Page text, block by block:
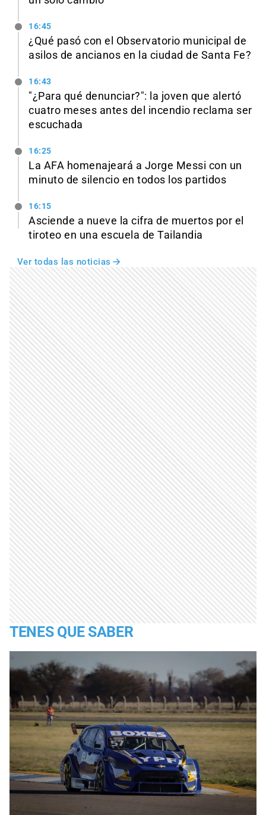
16:45
¿Qué pasó con el Observatorio municipal de
asilos de ancianos en la ciudad de Santa Fe?
16:43
"¿Para qué denunciar?": la joven que alertó
cuatro meses antes del incendio reclama ser
escuchada
16:25
La AFA homenajeará a Jorge Messi con un
minuto de silencio en todos los partidos
16:15
Asciende a nueve la cifra de muertos por el
tiroteo en una escuela de Tailandia
Ver todas las noticias
TENES QUE SABER